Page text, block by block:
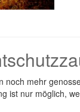
noch mehr
ist nur möglich,